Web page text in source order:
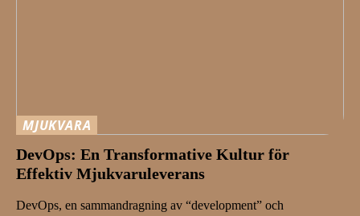
MJUKVARA
DevOps: En Transformative Kultur för
Effektiv Mjukvaruleverans
DevOps, en sammandragning av “development” och